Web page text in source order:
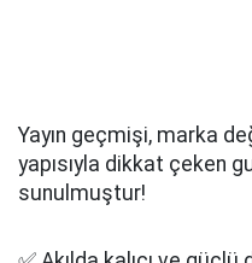
Yayın geçmişi, marka
yapısıyla dikkat çeken
sunulmuştur!